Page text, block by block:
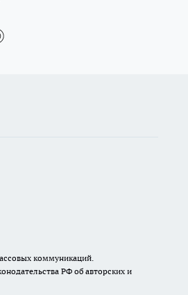
коммуникаций.
РФ об авторских и